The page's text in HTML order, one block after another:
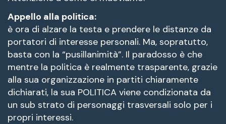
Appello alla politica:
è ora di alzare la testa e prendere le distanze da
portatori di interesse personali. Ma, sopratutto,
basta con la “pusillanimità”. Il paradosso è che
mentre la politica è realmente trasparente, grazie
alla sua organizzazione in partiti chiaramente
dichiarati, la sua POLITICA viene condizionata da
un sub strato di personaggi trasversali solo per i
propri interessi.